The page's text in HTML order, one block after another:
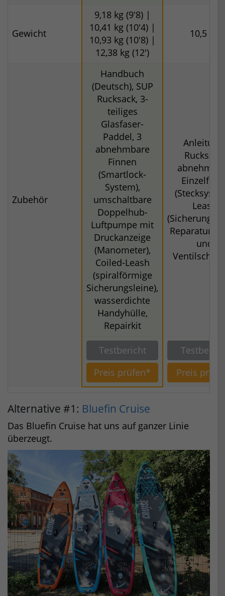
Gewicht
9,18 kg (9'8) |
10,41 kg (10'4) |
10,93 kg (10'8) |
12,38 kg (12')
10,5 kg
Zubehör
Handbuch
(Deutsch), SUP
Rucksack, 3-
teiliges
Glasfaser-
Paddel, 3
abnehmbare
Finnen
(Smartlock-
System),
umschaltbare
Doppelhub-
Luftpumpe mit
Druckanzeige
(Manometer),
Coiled-Leash
(spiralförmige
Sicherungsleine),
wasserdichte
Handyhülle,
Repairkit
Anleitung,
Rucksack,
Leash
und
Testbericht
Preis prüfen*
Preis
Alternative #1: Bluefin Cruise
Das Bluefin Cruise hat uns auf ganzer Linie
überzeugt.